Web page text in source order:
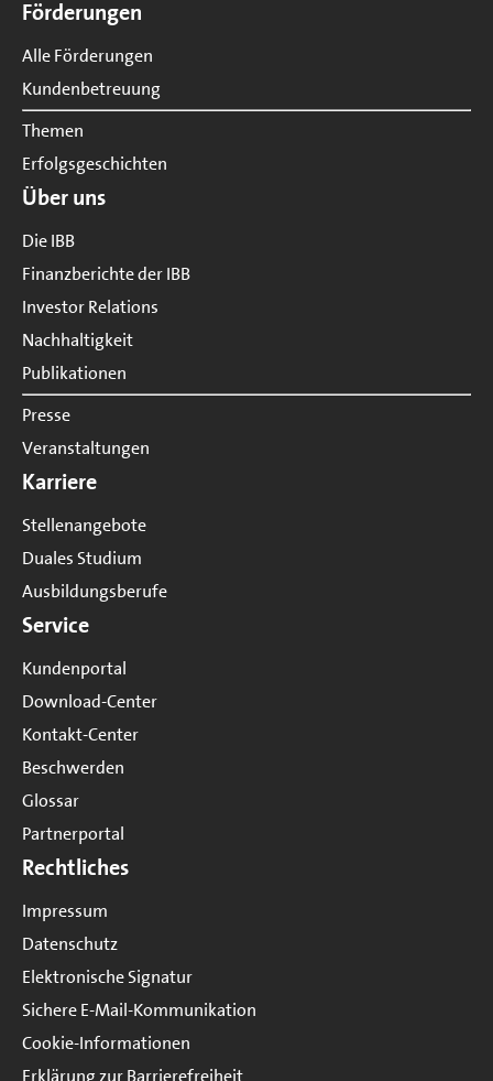
Förderungen
Alle Förderungen
Kundenbetreuung
Themen
Erfolgsgeschichten
Über uns
Die IBB
Finanzberichte der IBB
Investor Relations
Nachhaltigkeit
Publikationen
Presse
Veranstaltungen
Karriere
Stellenangebote
Duales Studium
Ausbildungsberufe
Service
Kundenportal
Download-Center
Kontakt-Center
Beschwerden
Glossar
Partnerportal
Rechtliches
Impressum
Datenschutz
Elektronische Signatur
Sichere E-Mail-Kommunikation
Cookie-Informationen
Erklärung zur Barrierefreiheit